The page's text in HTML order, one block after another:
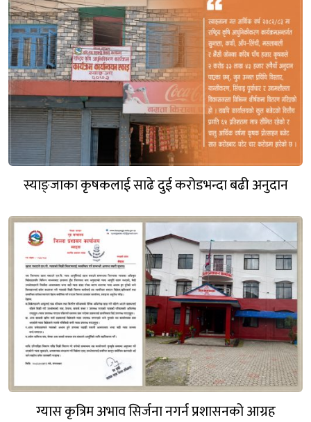
स्याङ्जाका कृषकलाई साढे दुई करोडभन्दा बढी अनुदान
ग्यास कृत्रिम अभाव सिर्जना नगर्न प्रशासनको आग्रह